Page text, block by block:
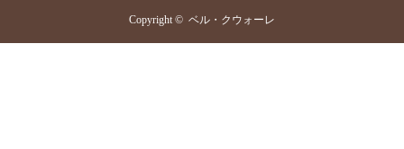
Copyright © ベル・クウォーレ